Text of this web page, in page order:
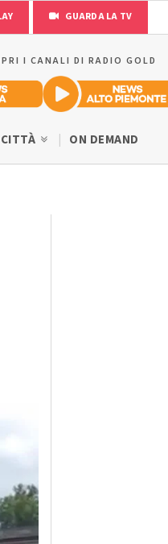
GUARDA LA TV
I CANALI DI RADIO GOLD
CITTÀ ON DEMAND